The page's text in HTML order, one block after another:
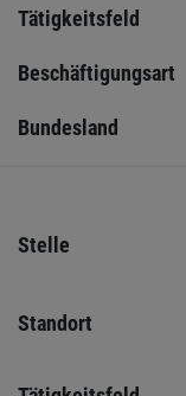
Tätigkeitsfeld
Beschäftigungsart
Bundesland
Stelle
Standort